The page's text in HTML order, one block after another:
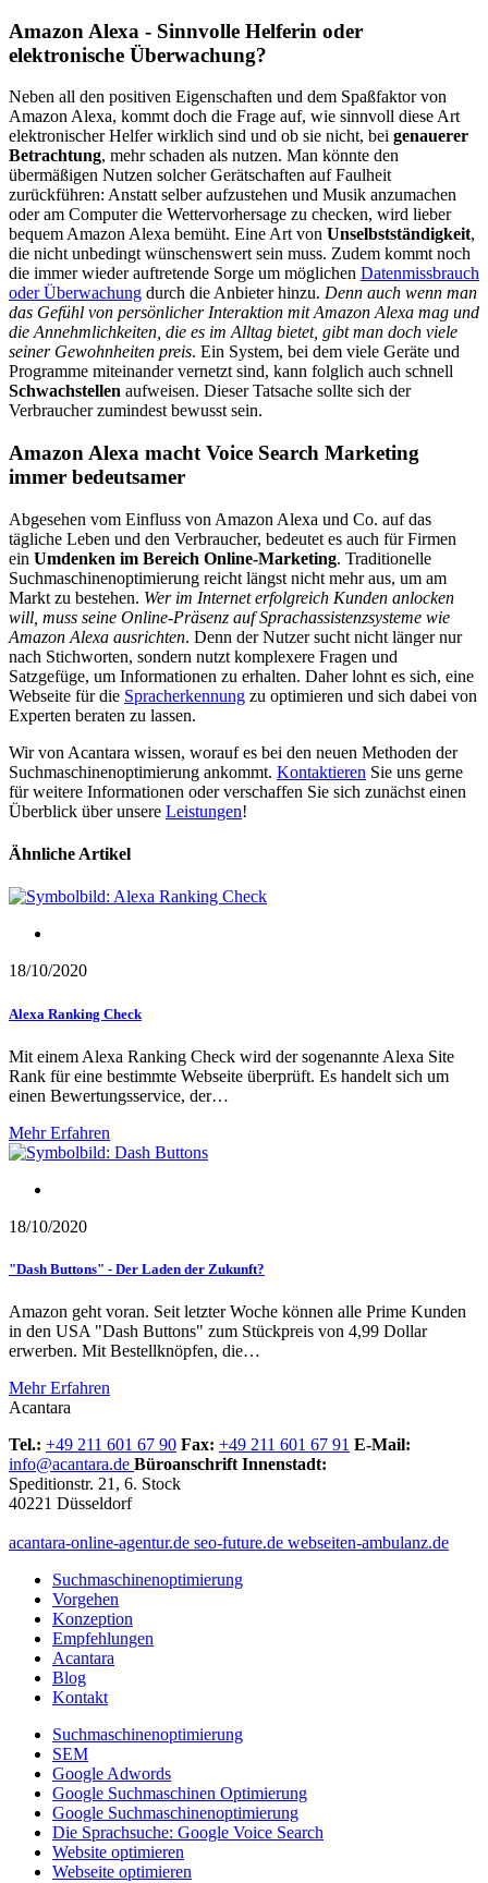
Amazon Alexa - Sinnvolle Helferin oder
elektronische Überwachung?
Neben all den positiven Eigenschaften und dem Spaßfaktor von
Amazon Alexa, kommt doch die Frage auf, wie sinnvoll diese Art
elektronischer Helfer wirklich sind und ob sie nicht, bei genauerer
Betrachtung, mehr schaden als nutzen. Man könnte den
übermäßigen Nutzen solcher Gerätschaften auf Faulheit
zurückführen: Anstatt selber aufzustehen und Musik anzumachen
oder am Computer die Wettervorhersage zu checken, wird lieber
bequem Amazon Alexa bemüht. Eine Art von Unselbstständigkeit,
die nicht unbedingt wünschenswert sein muss. Zudem kommt noch
die immer wieder auftretende Sorge um möglichen Datenmissbrauch
oder Überwachung durch die Anbieter hinzu. Denn auch wenn man
das Gefühl von persönlicher Interaktion mit Amazon Alexa mag und
die Annehmlichkeiten, die es im Alltag bietet, gibt man doch viele
seiner Gewohnheiten preis. Ein System, bei dem viele Geräte und
Programme miteinander vernetzt sind, kann folglich auch schnell
Schwachstellen aufweisen. Dieser Tatsache sollte sich der
Verbraucher zumindest bewusst sein.
Amazon Alexa macht Voice Search Marketing
immer bedeutsamer
Abgesehen vom Einfluss von Amazon Alexa und Co. auf das
tägliche Leben und den Verbraucher, bedeutet es auch für Firmen
ein Umdenken im Bereich Online-Marketing. Traditionelle
Suchmaschinenoptimierung reicht längst nicht mehr aus, um am
Markt zu bestehen. Wer im Internet erfolgreich Kunden anlocken
will, muss seine Online-Präsenz auf Sprachassistenzsysteme wie
Amazon Alexa ausrichten. Denn der Nutzer sucht nicht länger nur
nach Stichworten, sondern nutzt komplexere Fragen und
Satzgefüge, um Informationen zu erhalten. Daher lohnt es sich, eine
Webseite für die Spracherkennung zu optimieren und sich dabei von
Experten beraten zu lassen.
Wir von Acantara wissen, worauf es bei den neuen Methoden der
Suchmaschinenoptimierung ankommt. Kontaktieren Sie uns gerne
für weitere Informationen oder verschaffen Sie sich zunächst einen
Überblick über unsere Leistungen!
Ähnliche Artikel
18/10/2020
Alexa Ranking Check
Mit einem Alexa Ranking Check wird der sogenannte Alexa Site
Rank für eine bestimmte Webseite überprüft. Es handelt sich um
einen Bewertungsservice, der…
Mehr Erfahren
18/10/2020
"Dash Buttons" - Der Laden der Zukunft?
Amazon geht voran. Seit letzter Woche können alle Prime Kunden
in den USA "Dash Buttons" zum Stückpreis von 4,99 Dollar
erwerben. Mit Bestellknöpfen, die…
Mehr Erfahren
Acantara
Tel.: +49 211 601 67 90 Fax: +49 211 601 67 91 E-Mail:
info@acantara.de Büroanschrift Innenstadt:
Speditionstr. 21, 6. Stock
40221 Düsseldorf
acantara-online-agentur.de seo-future.de webseiten-ambulanz.de
Suchmaschinenoptimierung
Vorgehen
Konzeption
Empfehlungen
Acantara
Blog
Kontakt
Suchmaschinenoptimierung
SEM
Google Adwords
Google Suchmaschinen Optimierung
Google Suchmaschinenoptimierung
Die Sprachsuche: Google Voice Search
Website optimieren
Webseite optimieren